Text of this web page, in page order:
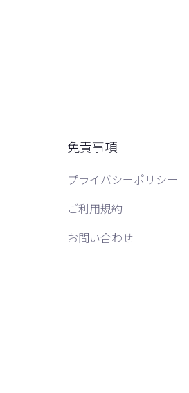
免責事項
プライバシーポリシー
ご利用規約
お問い合わせ